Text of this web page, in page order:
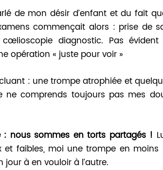
de mon désir d’enfant et du fait
commençait alors : prise de
diagnostic. Pas évident
opération « juste pour voir »
: une trompe atrophiée et
ne comprends toujours pas mes
nous sommes en torts partagés !
et faibles, moi une trompe en
à en vouloir à l’autre.